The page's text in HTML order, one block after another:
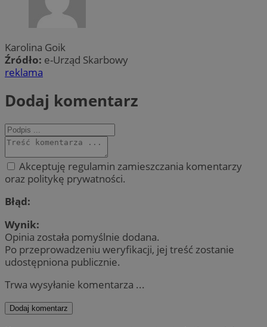
Karolina Goik
Źródło: e-Urząd Skarbowy
reklama
Dodaj komentarz
Akceptuję regulamin zamieszczania komentarzy
oraz politykę prywatności.
Błąd:
Wynik:
Opinia została pomyślnie dodana.
Po przeprowadzeniu weryfikacji, jej treść zostanie
udostępniona publicznie.
Trwa wysyłanie komentarza ...
Dodaj komentarz